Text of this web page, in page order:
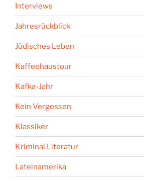
Interviews
Jahresrückblick
Jüdisches Leben
Kaffeehaustour
Kafka-Jahr
Kein Vergessen
Klassiker
Kriminal.Literatur
Lateinamerika